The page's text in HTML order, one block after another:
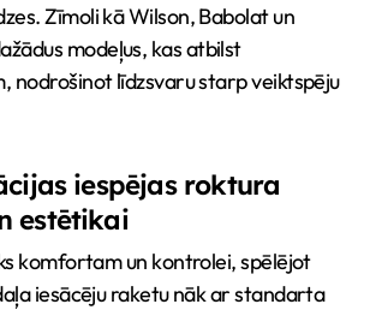
Zīmoli kā Wilson, Babolat un
modeļus, kas atbilst
nodrošinot līdzsvaru starp veiktspēju
iespējas roktura
estētikai
komfortam un kontrolei, spēlējot
iesācēju raketu nāk ar standarta